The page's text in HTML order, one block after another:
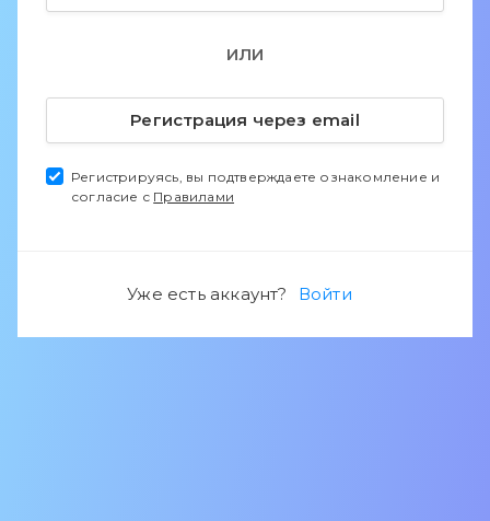
ИЛИ
Регистрация через email
Регистрируясь, вы подтверждаете ознакомление и
согласие с Правилами
Уже есть аккаунт? Войти